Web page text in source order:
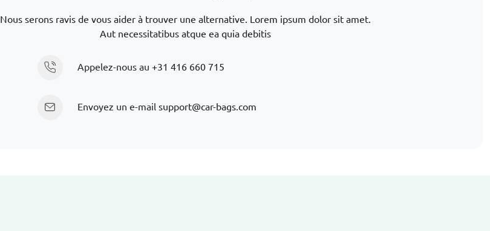
Nous serons ravis de vous aider à trouver une alternative. Lorem ipsum dolor sit amet.
Aut necessitatibus atque ea quia debitis
Appelez-nous au +31 416 660 715
Envoyez un e-mail support@car-bags.com